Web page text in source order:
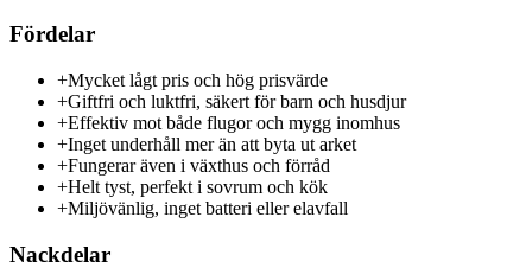
Fördelar
+Mycket lågt pris och hög prisvärde
+Giftfri och luktfri, säkert för barn och husdjur
+Effektiv mot både flugor och mygg inomhus
+Inget underhåll mer än att byta ut arket
+Fungerar även i växthus och förråd
+Helt tyst, perfekt i sovrum och kök
+Miljövänlig, inget batteri eller elavfall
Nackdelar